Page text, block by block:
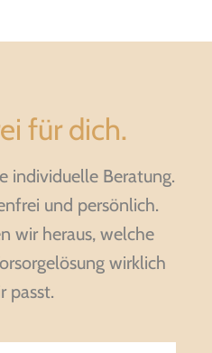
für dich.
individuelle Beratung.
und persönlich.
wir heraus, welche
wirklich
passt.